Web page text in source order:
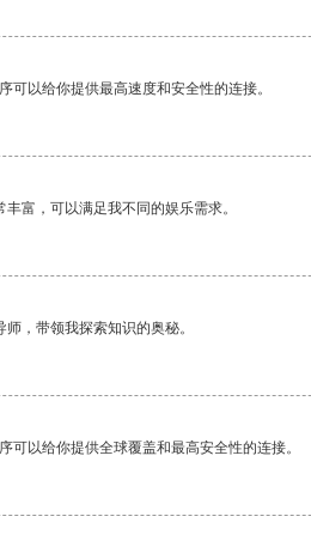
可以给你提供最高速度和安全性的连接。
富，可以满足我不同的娱乐需求。
，带领我探索知识的奥秘。
可以给你提供全球覆盖和最高安全性的连接。